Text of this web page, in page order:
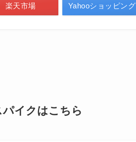
楽天市場 Yahooショッピング
パイクはこちら